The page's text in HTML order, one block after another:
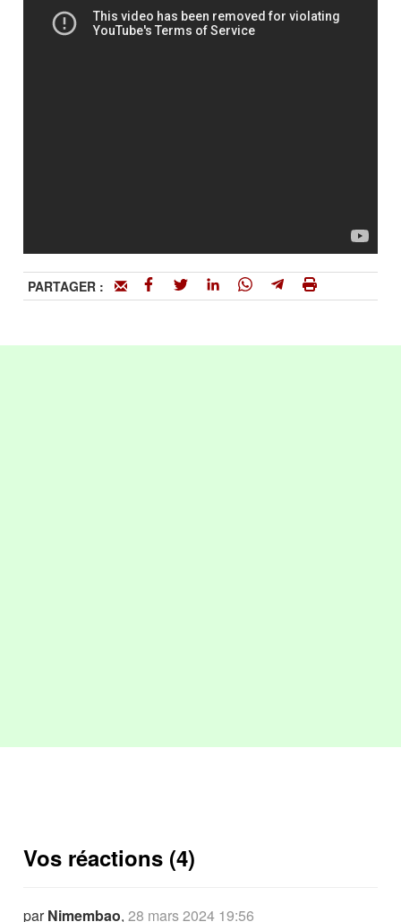
PARTAGER :
Vos réactions (4)
parNimembao,28 mars 2024 19:56